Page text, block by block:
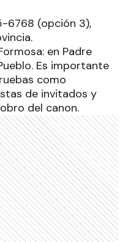
(opción 3),
en Padre
Es importante
como
de invitados y
del canon.